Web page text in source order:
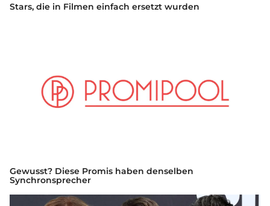
Stars, die in Filmen einfach ersetzt wurden
Gewusst? Diese Promis haben denselben
Synchronsprecher